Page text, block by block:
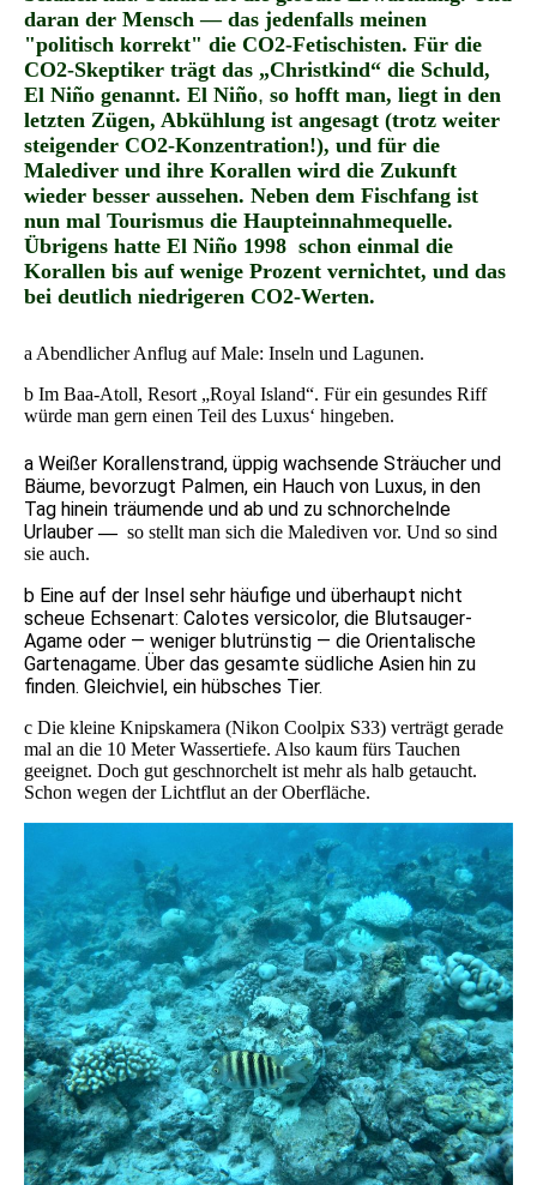
daran der Mensch — das jedenfalls meinen
"politisch korrekt" die CO2-Fetischisten. Für die
CO2-Skeptiker trägt das „Christkind“ die Schuld,
El Niño genannt. El Niño, so hofft man, liegt in den
letzten Zügen, Abkühlung ist angesagt (trotz weiter
steigender CO2-Konzentration!), und für die
Malediver und ihre Korallen wird die Zukunft
wieder besser aussehen. Neben dem Fischfang ist
nun mal Tourismus die Haupteinnahmequelle.
Übrigens hatte El Niño 1998 schon einmal die
Korallen bis auf wenige Prozent vernichtet, und das
bei deutlich niedrigeren CO2-Werten.
a Abendlicher Anflug auf Male: Inseln und Lagunen.
b Im Baa-Atoll, Resort „Royal Island“. Für ein gesundes Riff
würde man gern einen Teil des Luxus‘ hingeben.
a Weißer Korallenstrand, üppig wachsende Sträucher und
Bäume, bevorzugt Palmen, ein Hauch von Luxus, in den
Tag hinein träumende und ab und zu schnorchelnde
Urlauber—so stellt man sich die Malediven vor. Und so sind
sie auch.
b Eine auf der Insel sehr häufige und überhaupt nicht
scheue Echsenart: Calotes versicolor, die Blutsauger-
Agame oder — weniger blutrünstig — die Orientalische
Gartenagame. Über das gesamte südliche Asien hin zu
finden. Gleichviel, ein hübsches Tier.
c Die kleine Knipskamera (Nikon Coolpix S33) verträgt gerade
mal an die 10 Meter Wassertiefe. Also kaum fürs Tauchen
geeignet. Doch gut geschnorchelt ist mehr als halb getaucht.
Schon wegen der Lichtflut an der Oberfläche.